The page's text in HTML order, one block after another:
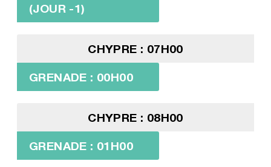
(JOUR -1)
CHYPRE : 07H00
GRENADE : 00H00
CHYPRE : 08H00
GRENADE : 01H00